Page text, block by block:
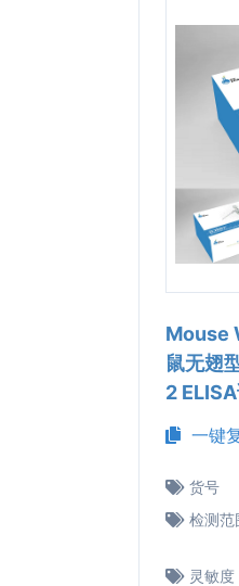
Mouse
鼠无翅
2 ELISA
一键
货号
检测范
灵敏度